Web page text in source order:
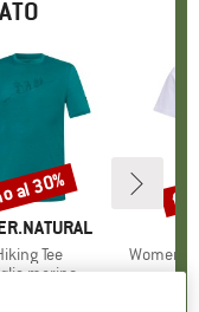
Tee
di prodotti
merino
al 30%
Articolo
Women's /29